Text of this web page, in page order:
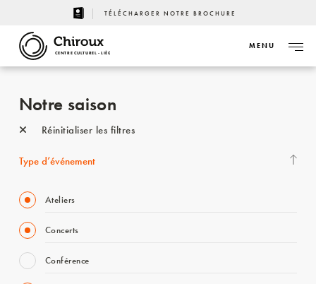
TÉLÉCHARGER NOTRE BROCHURE
CENTRE CULTUREL - LIÈGE
MENU
Notre saison
Réinitialiser les filtres
Type d’événement
Ateliers
Concerts
Conférence